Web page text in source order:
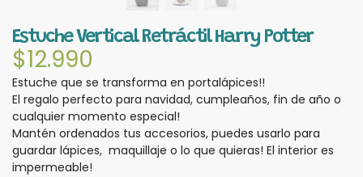
Estuche Vertical Retráctil Harry Potter
$12.990
Estuche que se transforma en portalápices!!
El regalo perfecto para navidad, cumpleaños, fin de año o
cualquier momento especial!
Mantén ordenados tus accesorios, puedes usarlo para
guardar lápices, maquillaje o lo que quieras! El interior es
impermeable!